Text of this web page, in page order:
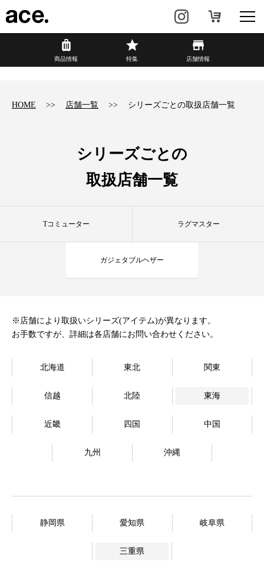
商品情報
カジュアル HAyU×ace.
店舗情報 新着情報
商品情報 特集 店舗情報
HOME 店舗一覧 シリーズごとの取扱店舗一覧
シリーズごとの
取扱店舗一覧
Tコミューター ラグマスター
ガジェタブルヘザー
※店舗により取扱いシリーズ(アイテム)が異なります。
お手数ですが、詳細は各店舗にお問い合わせください。
北海道 東北 関東
信越 北陸 東海
近畿 四国 中国
九州 沖縄
静岡県 愛知県 岐阜県
三重県